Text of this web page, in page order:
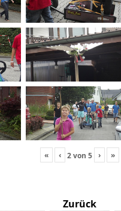
« ‹ 2von 5 › »
Zurück